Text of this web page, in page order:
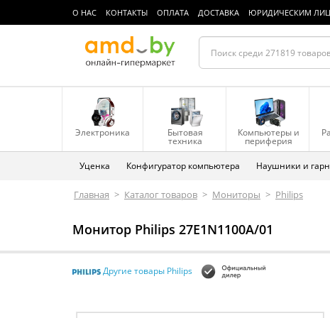
О НАС КОНТАКТЫ ОПЛАТА ДОСТАВКА ЮРИДИЧЕСКИМ
Электроника Бытовая
техника
Компьютеры и
периферия
Уценка Конфигуратор компьютера Наушники и
Главная > Каталог товаров > Мониторы > Philips
Монитор Philips 27E1N1100A/01
Другие товары Philips